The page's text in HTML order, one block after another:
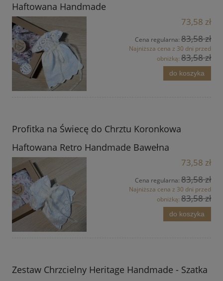
Haftowana Handmade
73,58 zł
Cena regularna: 83,58 zł
Najniższa cena z 30 dni przed
obniżką: 83,58 zł
do koszyka
Profitka na Świecę do Chrztu Koronkowa
Haftowana Retro Handmade Bawełna
73,58 zł
Cena regularna: 83,58 zł
Najniższa cena z 30 dni przed
obniżką: 83,58 zł
do koszyka
Zestaw Chrzcielny Heritage Handmade - Szatka